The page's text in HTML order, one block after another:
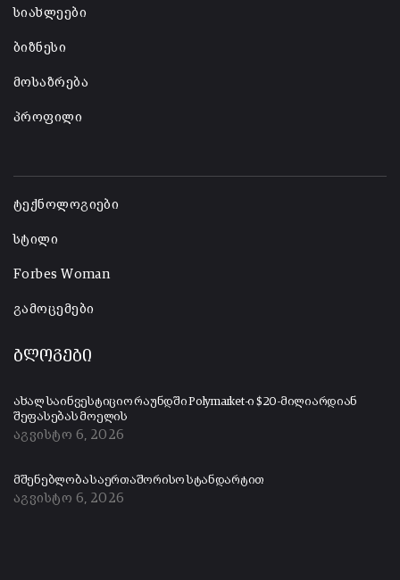
სიახლეები
ბიზნესი
მოსაზრება
პროფილი
ტექნოლოგიები
სტილი
Forbes Woman
გამოცემები
ბლოგები
ახალ საინვესტიციო რაუნდში Polymarket-ი $20-მილიარდიან
შეფასებას მოელის
აგვისტო 6, 2026
მშენებლობა საერთაშორისო სტანდარტით
აგვისტო 6, 2026